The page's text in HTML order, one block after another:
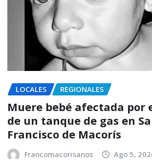
LOCALES REGIONALES
Muere bebé afectada por
de un tanque de gas en
Francisco de Macorís
Francomacorisanos Ago 5,